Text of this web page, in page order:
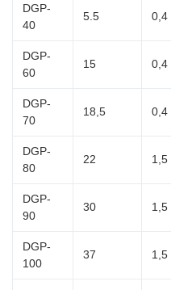
DGP-
40
5.5 0,4
DGP-
60
15 0,4
DGP-
70
18,5 0,4
DGP-
80
22 1,5
DGP-
90
30 1,5
DGP-
100
37 1,5